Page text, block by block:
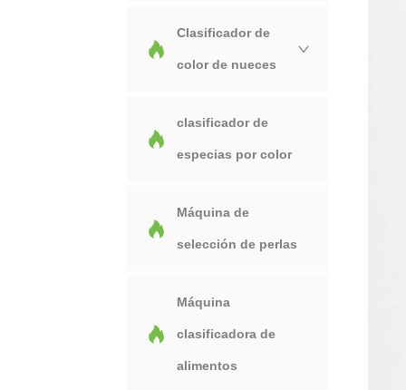
Clasificador de
color de nueces
clasificador de
especias por color
Máquina de
selección de perlas
Máquina
clasificadora de
alimentos